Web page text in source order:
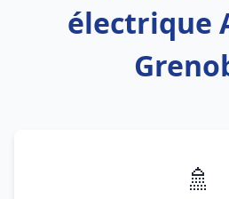
électrique
🚿